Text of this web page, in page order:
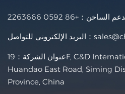
الساخن： +86 0592 2263666
البريد الإلكتروني للتواصل：
عنوان الشركة：19F, C&D International Building, No.1699
Huandao East Road, Siming
Province, China